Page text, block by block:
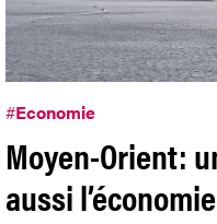
#Economie
Moyen-Orient:
aussi